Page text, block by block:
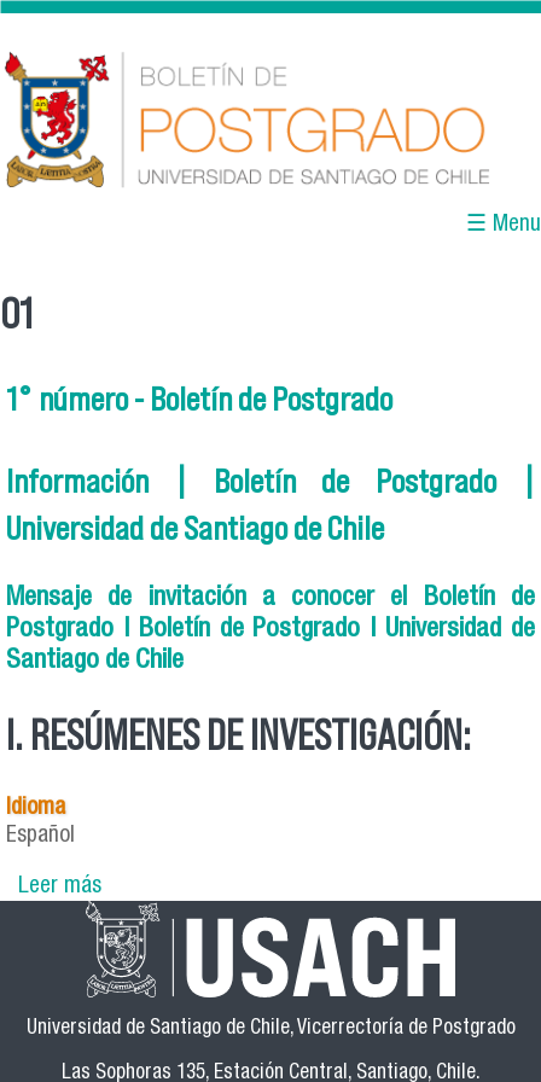
Pasar al contenido principal
☰ Menu
01
1° número - Boletín de Postgrado
Información | Boletín de Postgrado |
Universidad de Santiago de Chile
Mensaje de invitación a conocer el Boletín de
Postgrado | Boletín de Postgrado | Universidad de
Santiago de Chile
I. RESÚMENES DE INVESTIGACIÓN:
Idioma
Español
Leer mássobre 1° número - Boletín de Postgrado
Universidad de Santiago de Chile, Vicerrectoría de Postgrado
Las Sophoras 135, Estación Central, Santiago, Chile.